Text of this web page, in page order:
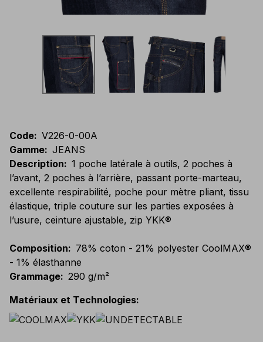
Code: V226-0-00A
Gamme: JEANS
Description: 1 poche latérale à outils, 2 poches à
l’avant, 2 poches à l’arrière, passant porte-marteau,
excellente respirabilité, poche pour mètre pliant, tissu
élastique, triple couture sur les parties exposées à
l’usure, ceinture ajustable, zip YKK®
Composition: 78% coton - 21% polyester CoolMAX®
- 1% élasthanne
Grammage: 290 g/m²
Matériaux et Technologies: